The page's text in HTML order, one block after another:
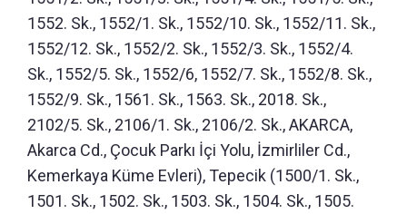
1552. Sk., 1552/1. Sk., 1552/10. Sk., 1552/11. Sk.,
1552/12. Sk., 1552/2. Sk., 1552/3. Sk., 1552/4.
Sk., 1552/5. Sk., 1552/6, 1552/7. Sk., 1552/8. Sk.,
1552/9. Sk., 1561. Sk., 1563. Sk., 2018. Sk.,
2102/5. Sk., 2106/1. Sk., 2106/2. Sk., AKARCA,
Akarca Cd., Çocuk Parkı İçi Yolu, İzmirliler Cd.,
Kemerkaya Küme Evleri), Tepecik (1500/1. Sk.,
1501. Sk., 1502. Sk., 1503. Sk., 1504. Sk., 1505.